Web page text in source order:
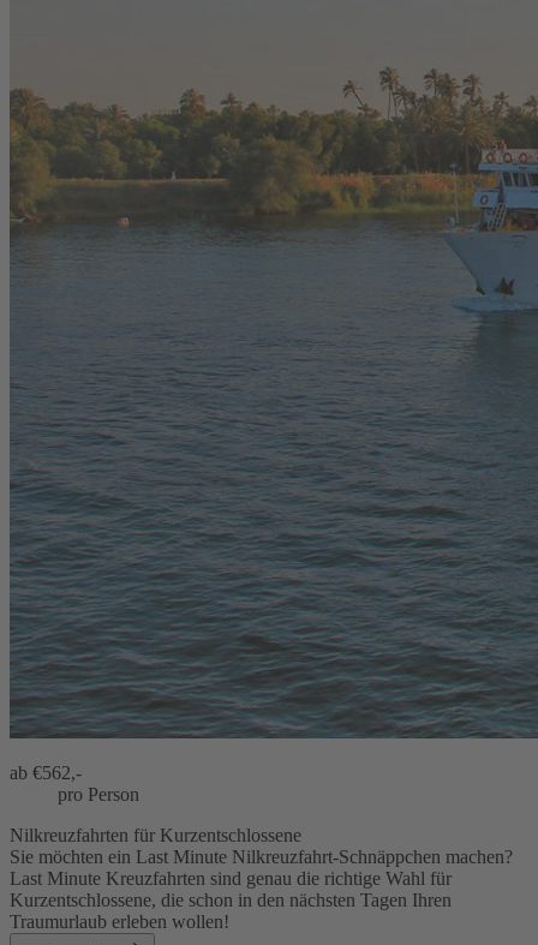
ab €562,-
pro Person
Nilkreuzfahrten für Kurzentschlossene
Sie möchten ein Last Minute Nilkreuzfahrt-Schnäppchen machen?
Last Minute Kreuzfahrten sind genau die richtige Wahl für
Kurzentschlossene, die schon in den nächsten Tagen Ihren
Traumurlaub erleben wollen!